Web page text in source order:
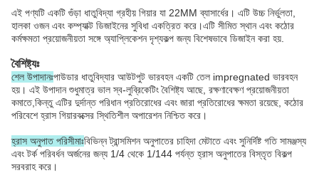
এই পণ্যটি একটি গুঁড়া ধাতুবিদ্যা গ্রহীয় গিয়ার যা 22MM ব্যাসার্ধের। এটি উচ্চ নির্ভুলতা,
হালকা ওজন এবং কম্প্যাক্ট ডিজাইনের সুবিধা একত্রিত করে।এটি সীমিত স্থান এবং কঠোর
কর্মক্ষমতা প্রয়োজনীয়তা সঙ্গে অ্যাপ্লিকেশন দৃশ্যকল্প জন্য বিশেষভাবে ডিজাইন করা হয়.
বৈশিষ্ট্যঃ
শেল উপাদানঃপাউডার ধাতুবিদ্যার আউটপুট ভারবহন একটি তেল impregnated ভারবহন
হয়। এই উপাদান শুধুমাত্র ভাল স্ব-লুব্রিকেটিং বৈশিষ্ট্য আছে, রক্ষণাবেক্ষণ প্রয়োজনীয়তা
কমাতে,কিন্তু এটির দুর্দান্ত পরিধান প্রতিরোধের এবং জারা প্রতিরোধের ক্ষমতা রয়েছে, কঠোর
পরিবেশে হ্রাস গিয়ারবক্সের স্থিতিশীল অপারেশন নিশ্চিত করে।
হ্রাস অনুপাত পরিসীমাঃবিভিন্ন ট্রান্সমিশন অনুপাতের চাহিদা মেটাতে এবং সুনির্দিষ্ট গতি সামঞ্জস্য
এবং টর্ক পরিবর্ধন অর্জনের জন্য 1/4 থেকে 1/144 পর্যন্ত হ্রাস অনুপাতের বিস্তৃত বিকল্প
সরবরাহ করে।